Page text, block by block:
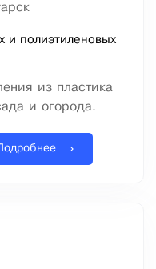
и полиэтиленовых
из пластика
и огорода.
Подробнее